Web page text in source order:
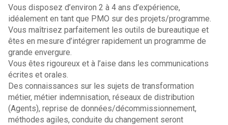
Vous disposez d’environ 2 à 4 ans d’expérience,
idéalement en tant que PMO sur des projets/programme.
Vous maîtrisez parfaitement les outils de bureautique et
êtes en mesure d’intégrer rapidement un programme de
grande envergure.
Vous êtes rigoureux et à l’aise dans les communications
écrites et orales.
Des connaissances sur les sujets de transformation
métier, métier indemnisation, réseaux de distribution
(Agents), reprise de données/décommissionnement,
méthodes agiles, conduite du changement seront